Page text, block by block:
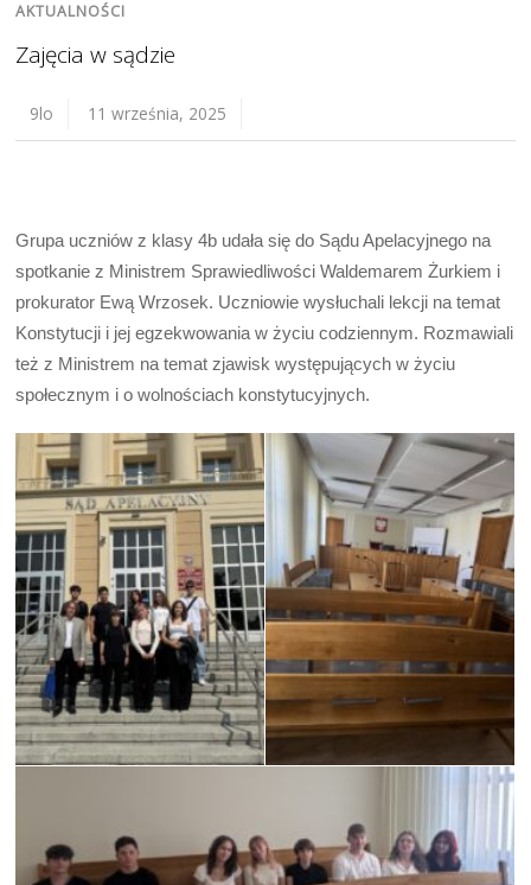
AKTUALNOŚCI
Zajęcia w sądzie
9lo 11 września, 2025
Grupa uczniów z klasy 4b udała się do Sądu Apelacyjnego na
spotkanie z Ministrem Sprawiedliwości Waldemarem Żurkiem i
prokurator Ewą Wrzosek. Uczniowie wysłuchali lekcji na temat
Konstytucji i jej egzekwowania w życiu codziennym. Rozmawiali
też z Ministrem na temat zjawisk występujących w życiu
społecznym i o wolnościach konstytucyjnych.